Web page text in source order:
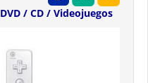
DVD / CD / Videojuegos